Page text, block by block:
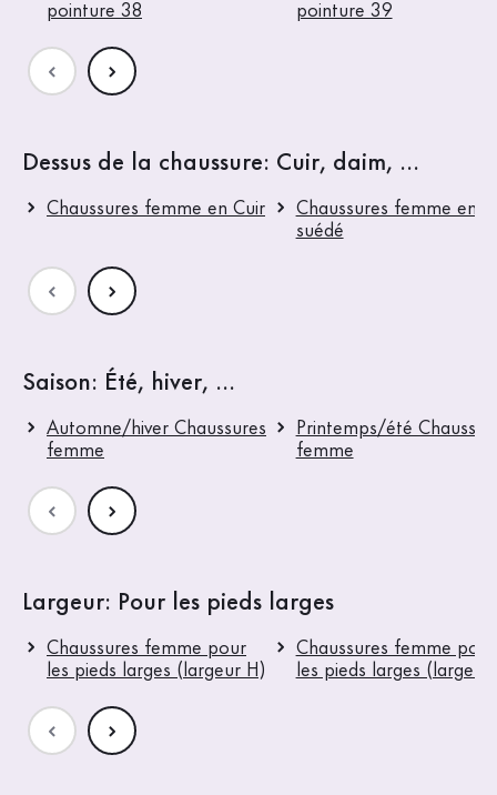
pointure 38
pointure 39
Dessus de la chaussure: Cuir, daim, ...
Chaussures femme en Cuir
Chaussures femme en
suédé
Saison: Été, hiver, ...
Automne/hiver Chaussures
femme
Printemps/été
femme
Largeur: Pour les pieds larges
Chaussures femme pour
les pieds larges (largeur H)
Chaussures femme pour
les pieds larges (largeur